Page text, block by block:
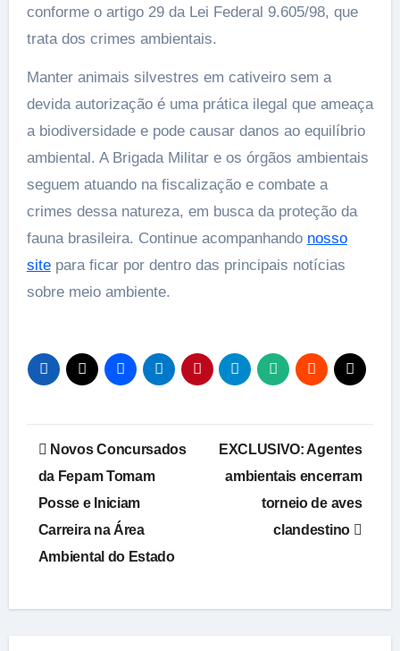
conforme o artigo 29 da Lei Federal 9.605/98, que
trata dos crimes ambientais.
Manter animais silvestres em cativeiro sem a
devida autorização é uma prática ilegal que ameaça
a biodiversidade e pode causar danos ao equilíbrio
ambiental. A Brigada Militar e os órgãos ambientais
seguem atuando na fiscalização e combate a
crimes dessa natureza, em busca da proteção da
fauna brasileira. Continue acompanhando nosso
sitepara ficar por dentro das principais notícias
sobre meio ambiente.
Navegação
de
Post
Novos Concursados
da Fepam Tomam
Posse e Iniciam
Carreira na Área
Ambiental do Estado
EXCLUSIVO: Agentes
ambientais encerram
torneio de aves
clandestino